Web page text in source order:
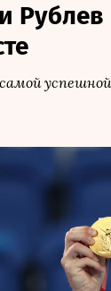
Рублев